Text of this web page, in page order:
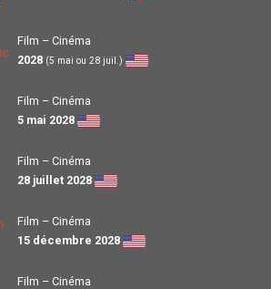
Film – Cinéma
2028 (5 mai ou 28 juil.)
Film – Cinéma
5 mai 2028
Film – Cinéma
28 juillet 2028
Film – Cinéma
15 décembre 2028
Film – Cinéma